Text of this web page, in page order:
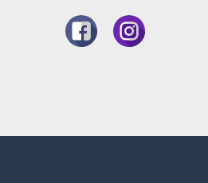
NoreNore